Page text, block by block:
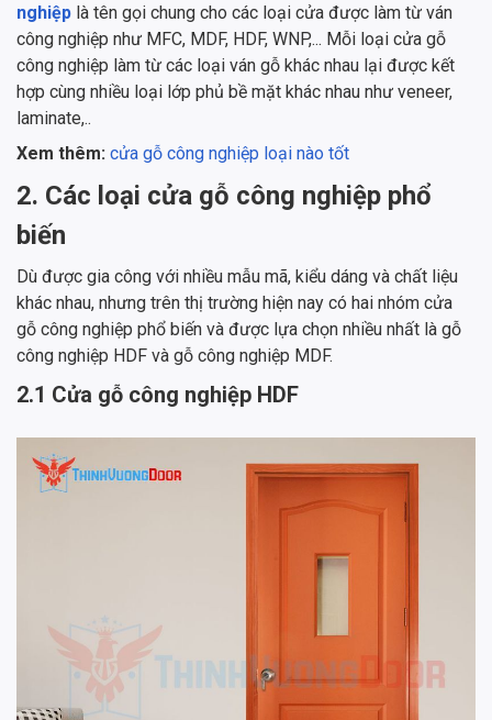
nghiệp là tên gọi chung cho các loại cửa được làm từ ván
công nghiệp như MFC, MDF, HDF, WNP,... Mỗi loại cửa gỗ
công nghiệp làm từ các loại ván gỗ khác nhau lại được kết
hợp cùng nhiều loại lớp phủ bề mặt khác nhau như veneer,
laminate,..
Xem thêm: cửa gỗ công nghiệp loại nào tốt
2. Các loại cửa gỗ công nghiệp phổ
biến
Dù được gia công với nhiều mẫu mã, kiểu dáng và chất liệu
khác nhau, nhưng trên thị trường hiện nay có hai nhóm cửa
gỗ công nghiệp phổ biến và được lựa chọn nhiều nhất là gỗ
công nghiệp HDF và gỗ công nghiệp MDF.
2.1 Cửa gỗ công nghiệp HDF